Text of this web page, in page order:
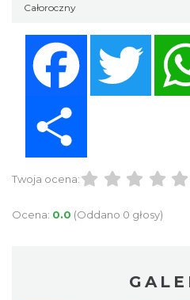
Całoroczny
Twoja ocena:
Ocena: 0.0 (Oddano 0 głosy)